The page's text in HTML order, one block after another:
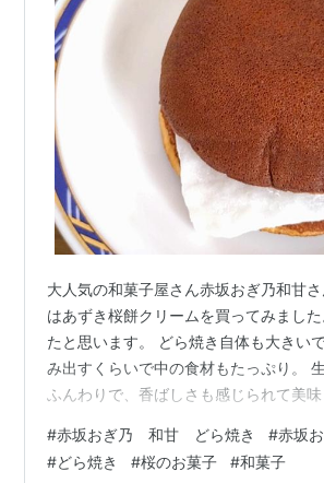
大人気の和菓子屋さん赤坂おぎ乃和甘
はあずき桜餅クリームを買ってみまし
たと思います。 どら焼き自体も大きい
み出すくらいで中の食材もたっぷり。
ふんわりで、香ばしさも感じられて美
ームは美味しいですね。 桜花も入って
からず。どら焼きとしては高級ではある
#赤坂おぎ乃 和甘 どら焼き #赤坂
#どら焼き #桜のお菓子 #和菓子